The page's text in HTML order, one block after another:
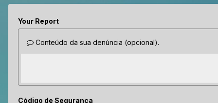
Your Report
Conteúdo da sua denúncia (opcional).
Código de Segurança